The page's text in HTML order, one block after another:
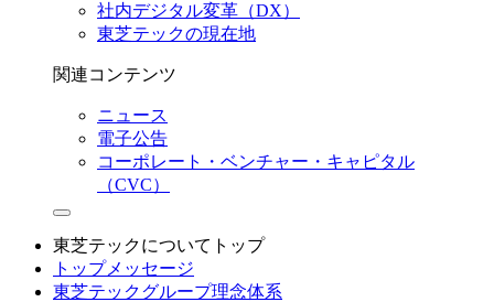
社内デジタル変革（DX）
東芝テックの現在地
関連コンテンツ
ニュース
電子公告
コーポレート・ベンチャー・キャピタル
（CVC）
東芝テックについてトップ
トップメッセージ
東芝テックグループ理念体系